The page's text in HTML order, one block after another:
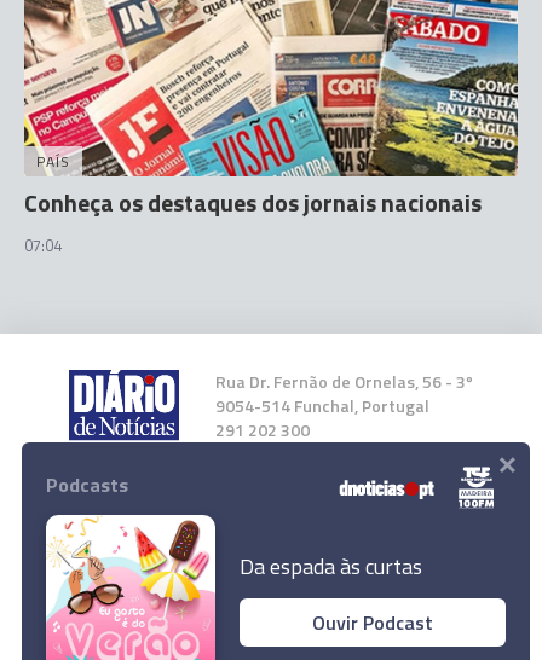
PAÍS
Conheça os destaques dos jornais nacionais
07:04
Rua Dr. Fernão de Ornelas, 56 - 3º
9054-514 Funchal, Portugal
291 202 300
Instale a nossa App
© 2023 Empresa Diário de Notícias, Lda.
Podcasts
Da espada às curtas
Ouvir Podcast
×